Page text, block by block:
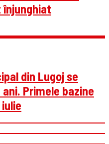
înjunghiat
din Lugoj se
Primele bazine